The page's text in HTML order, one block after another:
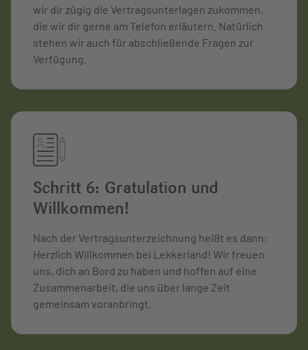
wir dir zügig die Vertragsunterlagen zukommen,
die wir dir gerne am Telefon erläutern. Natürlich
stehen wir auch für abschließende Fragen zur
Verfügung.
Schritt 6: Gratulation und
Willkommen!
Nach der Vertragsunterzeichnung heißt es dann:
Herzlich Willkommen bei Lekkerland! Wir freuen
uns, dich an Bord zu haben und hoffen auf eine
Zusammenarbeit, die uns über lange Zeit
gemeinsam voranbringt.